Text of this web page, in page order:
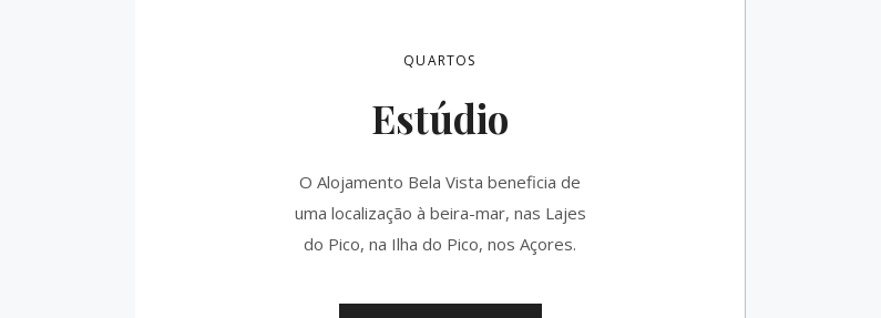
QUARTOS
Estúdio
O Alojamento Bela Vista beneficia de
uma localização à beira-mar, nas Lajes
do Pico, na Ilha do Pico, nos Açores.